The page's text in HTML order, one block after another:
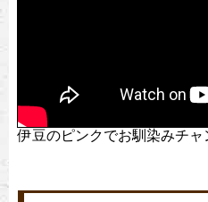
伊豆のピンクでお馴染みチ